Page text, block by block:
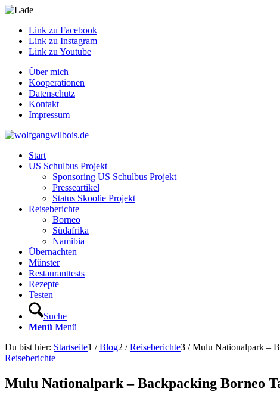
Link zu Facebook
Link zu Instagram
Link zu Youtube
Über mich
Kooperationen
Datenschutz
Kontakt
Impressum
Start
US Schulbus Projekt
Sponsoring US Schulbus Projekt
Presseartikel
Status Skoolie Projekt
Reiseberichte
Borneo
Südafrika
Namibia
Übernachten
Münster
Restauranttests
Rezepte
Testen
Suche
Menü Menü
Du bist hier: Startseite1 / Blog2 / Reiseberichte3 / Mulu Nationalpark –
Reiseberichte
Mulu Nationalpark – Backpacking Borneo